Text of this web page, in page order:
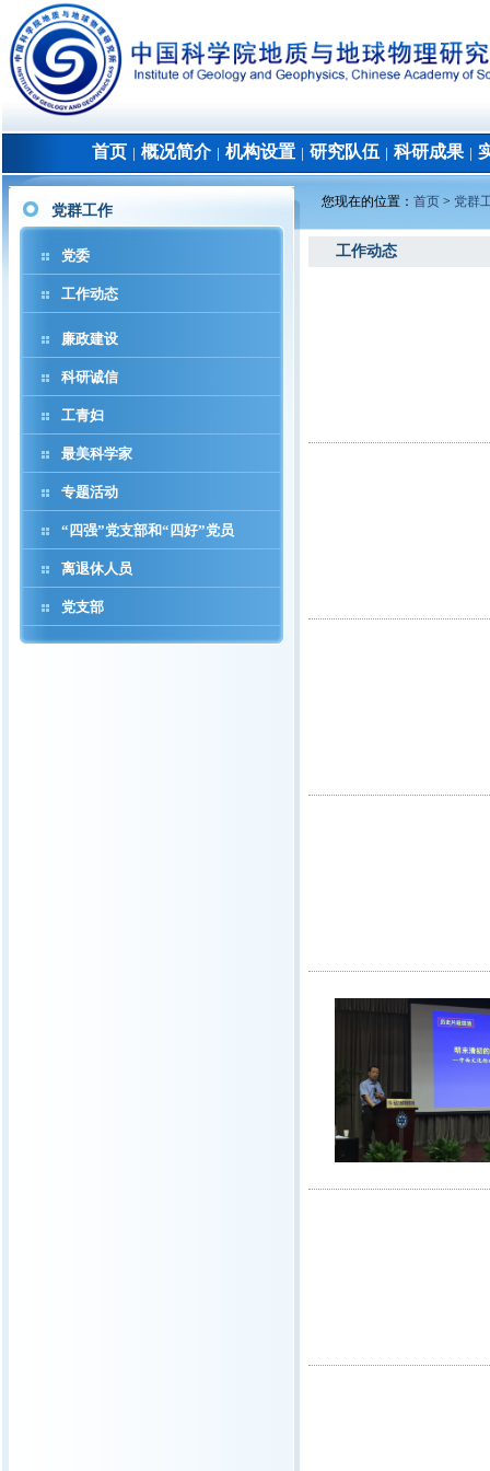
首页 概况简介│ 机构设置 研究队伍 科研成果│
党群工作
党委
工作动态
廉政建设
科研诚信
工青妇
最美科学家
专题活动
“四强”党支部和“四好”党员
离退休人员
党支部
您现在的位置： 首页 > 党群
工作动态